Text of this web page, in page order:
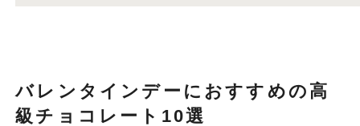
バレンタインデーにおすすめの高
級チョコレート10選